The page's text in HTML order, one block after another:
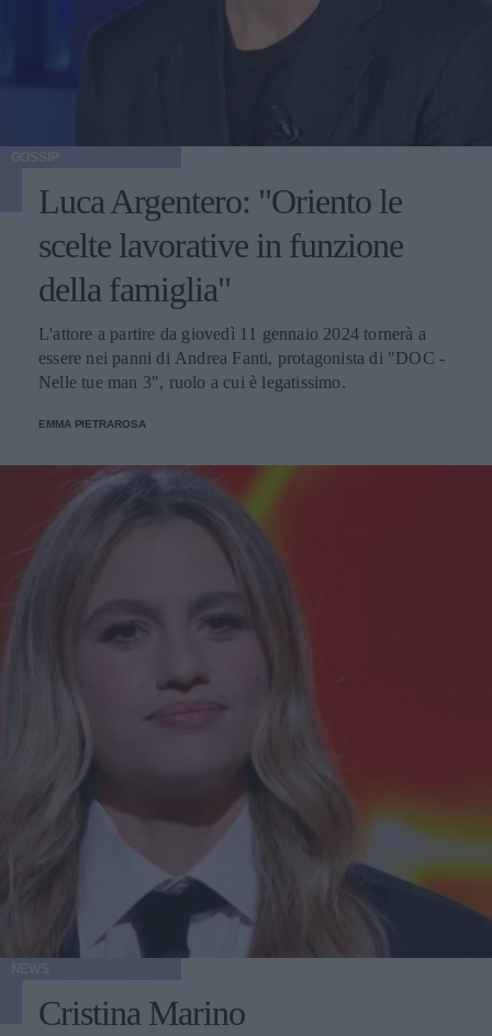
Luca Argentero: "Oriento le
scelte lavorative in funzione
della famiglia"
L'attore a partire da giovedì 11 gennaio 2024 tornerà a
essere nei panni di Andrea Fanti, protagonista di "DOC -
Nelle tue man 3", ruolo a cui è legatissimo.
EMMA PIETRAROSA
Cristina Marino